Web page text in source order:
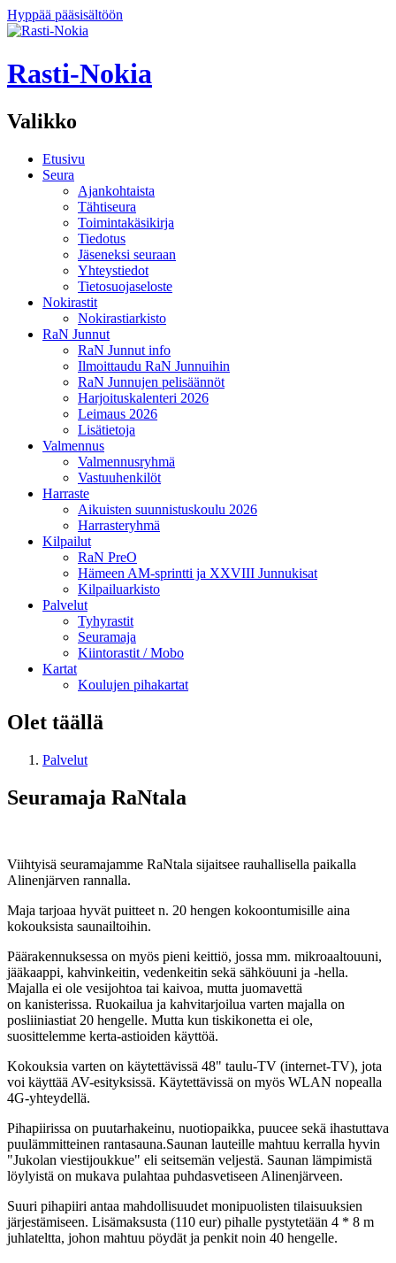
Hyppää pääsisältöön
Rasti-Nokia
Valikko
Etusivu
Seura
Ajankohtaista
Tähtiseura
Toimintakäsikirja
Tiedotus
Jäseneksi seuraan
Yhteystiedot
Tietosuojaseloste
Nokirastit
Nokirastiarkisto
RaN Junnut
RaN Junnut info
Ilmoittaudu RaN Junnuihin
RaN Junnujen pelisäännöt
Harjoituskalenteri 2026
Leimaus 2026
Lisätietoja
Valmennus
Valmennusryhmä
Vastuuhenkilöt
Harraste
Aikuisten suunnistuskoulu 2026
Harrasteryhmä
Kilpailut
RaN PreO
Hämeen AM-sprintti ja XXVIII Junnukisat
Kilpailuarkisto
Palvelut
Tyhyrastit
Seuramaja
Kiintorastit / Mobo
Kartat
Koulujen pihakartat
Olet täällä
Palvelut
Seuramaja RaNtala
Viihtyisä seuramajamme RaNtala sijaitsee rauhallisella paikalla
Alinenjärven rannalla.
Maja tarjoaa hyvät puitteet n. 20 hengen kokoontumisille aina
kokouksista saunailtoihin.
Päärakennuksessa on myös pieni keittiö, jossa mm. mikroaaltouuni,
jääkaappi, kahvinkeitin, vedenkeitin sekä sähköuuni ja -hella.
Majalla ei ole vesijohtoa tai kaivoa, mutta juomavettä
on kanisterissa. Ruokailua ja kahvitarjoilua varten majalla on
posliiniastiat 20 hengelle. Mutta kun tiskikonetta ei ole,
suosittelemme kerta-astioiden käyttöä.
Kokouksia varten on käytettävissä 48" taulu-TV (internet-TV), jota
voi käyttää AV-esityksissä. Käytettävissä on myös WLAN nopealla
4G-yhteydellä.
Pihapiirissa on puutarhakeinu, nuotiopaikka, puucee sekä ihastuttava
puulämmitteinen rantasauna.Saunan lauteille mahtuu kerralla hyvin
"Jukolan viestijoukkue" eli seitsemän veljestä. Saunan lämpimistä
löylyistä on mukava pulahtaa puhdasvetiseen Alinenjärveen.
Suuri pihapiiri antaa mahdollisuudet monipuolisten tilaisuuksien
järjestämiseen. Lisämaksusta (110 eur) pihalle pystytetään 4 * 8 m
juhlateltta, johon mahtuu pöydät ja penkit noin 40 hengelle.